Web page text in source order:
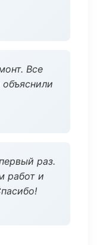
Все
раз.
работ и